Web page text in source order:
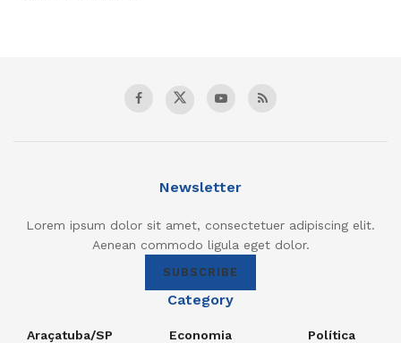
Newsletter
Lorem ipsum dolor sit amet, consectetuer adipiscing elit.
Aenean commodo ligula eget dolor.
SUBSCRIBE
Category
Araçatuba/SP
Economia
Política